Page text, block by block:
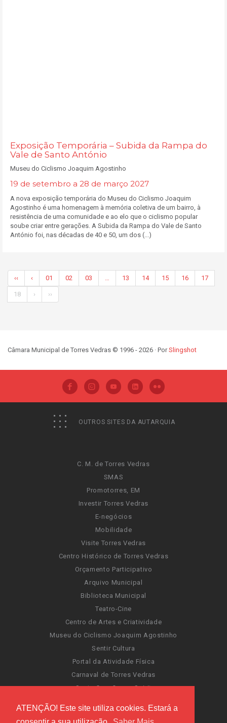
ATENÇÃO! Este site utiliza cookies. Estará a
Exposição Temporária – Subida da Rampa do
Vale de Santo António
Museu do Ciclismo Joaquim Agostinho
19 de setembro a 28 de março 2027
A nova exposição temporária do Museu do Ciclismo Joaquim
Agostinho é uma homenagem à memória coletiva de um bairro, à
resistência de uma comunidade e ao elo que o ciclismo popular
soube criar entre gerações. A Subida da Rampa do Vale de Santo
António foi, nas décadas de 40 e 50, um dos (...)
‹‹ ‹ 01 02 03 … 13 14 15 16 17
18 › ››
Câmara Municipal de Torres Vedras © 1996 - 2026 · PorSlingshot
OUTROS SITES DA AUTARQUIA
C. M. de Torres Vedras
SMAS
Promotorres, EM
Investir Torres Vedras
E-negócios
Mobilidade
Visite Torres Vedras
Centro Histórico de Torres Vedras
Orçamento Participativo
Arquivo Municipal
Biblioteca Municipal
Teatro-Cine
Centro de Artes e Criatividade
Museu do Ciclismo Joaquim Agostinho
Sentir Cultura
Portal da Atividade Física
Carnaval de Torres Vedras
Santa Cruz Ocean Spirit